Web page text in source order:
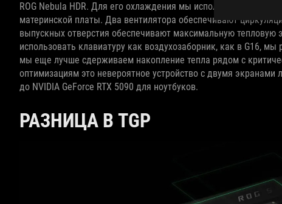
ROG Nebula HDR. Для его охлаждения мы используем
материнской платы. Два вентилятора обеспечивают
выпускных отверстия обеспечивают максимальную тепловую
использовать клавиатуру как воздухозаборник, как в G16,
мы еще лучше сдерживаем накопление тепла рядом с
оптимизациям это невероятное устройство с двумя
до NVIDIA GeForce RTX 5090 для ноутбуков.
РАЗНИЦА В TGP